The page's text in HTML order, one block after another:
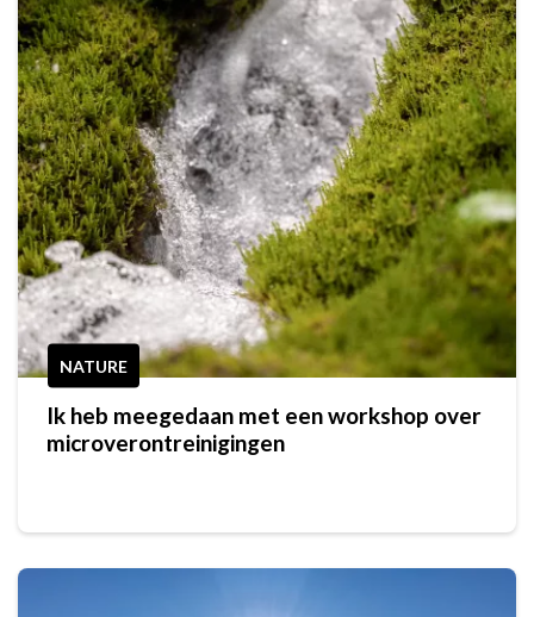
NATURE
Ik heb meegedaan met een workshop over
microverontreinigingen